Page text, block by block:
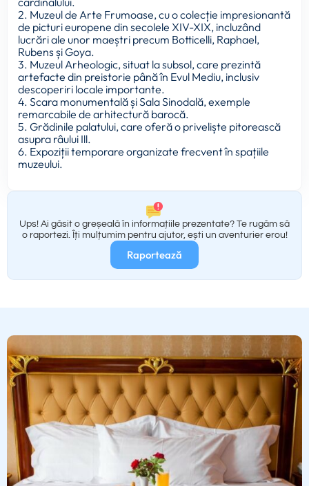
2. Muzeul de Arte Frumoase, cu o colecție impresionantă
de picturi europene din secolele XIV-XIX, incluzând
lucrări ale unor maeștri precum Botticelli, Raphael,
Rubens și Goya.
3. Muzeul Arheologic, situat la subsol, care prezintă
artefacte din preistorie până în Evul Mediu, inclusiv
descoperiri locale importante.
4. Scara monumentală și Sala Sinodală, exemple
remarcabile de arhitectură barocă.
5. Grădinile palatului, care oferă o priveliște pitorească
asupra râului Ill.
6. Expoziții temporare organizate frecvent în spațiile
muzeului.
Ups! Ai găsit o greșeală în informațiile prezentate? Te rugăm să
o raportezi. Îți mulțumim pentru ajutor, ești un aventurier erou!
Raportează